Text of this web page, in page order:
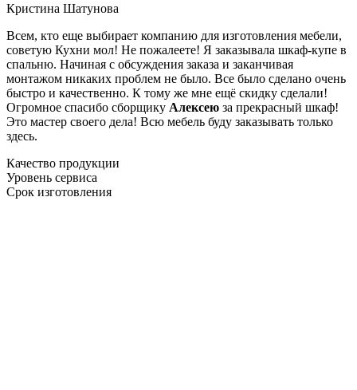
Кристина Шатунова
Всем, кто еще выбирает компанию для изготовления мебели,
советую Кухни мол! Не пожалеете! Я заказывала шкаф-купе в
спальню. Начиная с обсуждения заказа и заканчивая
монтажом никаких проблем не было. Все было сделано очень
быстро и качественно. К тому же мне ещё скидку сделали!
Огромное спасибо сборщику Алексею за прекрасный шкаф!
Это мастер своего дела! Всю мебель буду заказывать только
здесь.
Качество продукции
Уровень сервиса
Срок изготовления